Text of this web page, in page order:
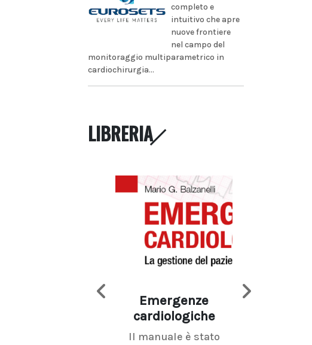
completo e
intuitivo che apre
nuove frontiere
nel campo del
monitoraggio multiparametrico in
cardiochirurgia...
LIBRERIA
Emergenze
cardiologiche
Il manuale è stato